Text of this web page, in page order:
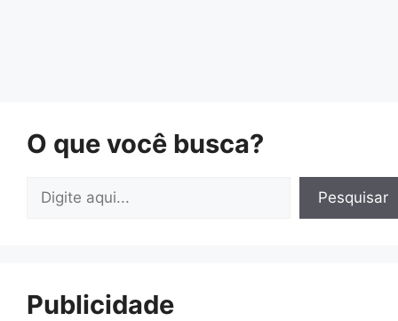
O que você busca?
Pesquisar
Publicidade